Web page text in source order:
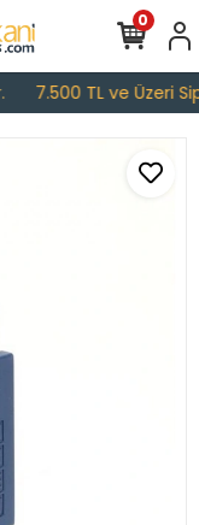
7.500 TL ve Üzeri
0